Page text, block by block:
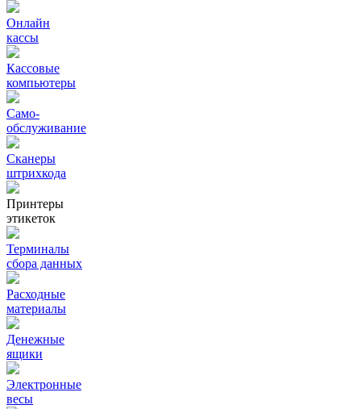
Онлайн
кассы
Кассовые
компьютеры
Само-
обслуживание
Сканеры
штрихкода
Принтеры
этикеток
Терминалы
сбора данных
Расходные
материалы
Денежные
ящики
Электронные
весы